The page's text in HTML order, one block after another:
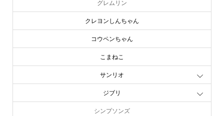
グレムリン
クレヨンしんちゃん
コウペンちゃん
こまねこ
サンリオ
ジブリ
シンプソンズ